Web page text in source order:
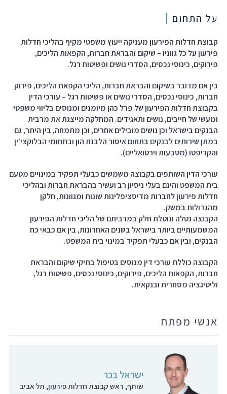
על התחום
קבוצת חדלות הפירעון מעניקה ייעוץ משפטי מקיף בהליכי חדלות
פירעון על כל גווניו – שיקום והבראת חברות, הקפאות הליכים,
פירוקים, כינוסי נכסים, הסדרי נושים ופשיטות רגל.
בין אם מדובר בשיקום והבראת חברות, הליכי הקפאת הליכים, פירוק
חברות, כינוסי נכסים, הסדרי נושים או פשיטות רגל – עורכי הדין
בקבוצת חדלות הפירעון של פרל כהן מיומנים ומנוסים בליווי משפטי
ומעשי של חייבים, נושים ותאגידים. המחלקה מייצגת את מרבית
הבנקים בישראל וכן נושים מובילים אחרים, וכן מתמחה, בין היתר, גם
במתן שירותים לבנקים בתחום איסור הלבנת הון ובתחומי הבלוקצי'ין
והקריפטו (מטבעות וירטואליים).
עורכי הדין השותפים בקבוצה משמשים כבעלי תפקיד במינויים מטעם
בית המשפט והינם בעלי ניסיון רב ועשיר בהבראת חברות ובהליכי
חדלות פירעון לחברות מדיסציפלינות שונות ומגוונות, חלקן
מהגדולות במשק.
הקבוצה נטלה ונוטלת חלק במרביתם של הליכי חדלות הפירעון
המשמעותיים ביותר בישראל בשנים האחרונות, בין אם כבאי כח
הבנקים, ובין אם כבעלי תפקיד במינוי בית המשפט.
הקבוצה כוללת עורכי דין מנוסים בטיפול בתיקי שיקום והבראת
חברות, הקפאות הליכים, פירוקים, כינוסי נכסים, פשיטות רגל,
וליטיגציה מסחרית ובנקאית.
אנשי מפתח
ישראל בכר
שותף, ראש קבוצת חדלות פירעון, תל אביב